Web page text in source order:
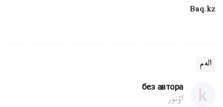
Baq.kz
الەم
без автора
اۆتور